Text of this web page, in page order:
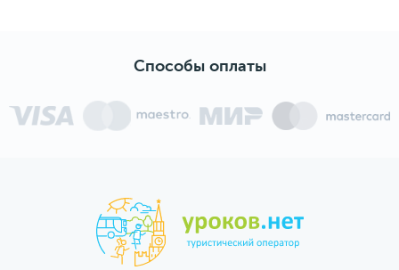
Способы оплаты